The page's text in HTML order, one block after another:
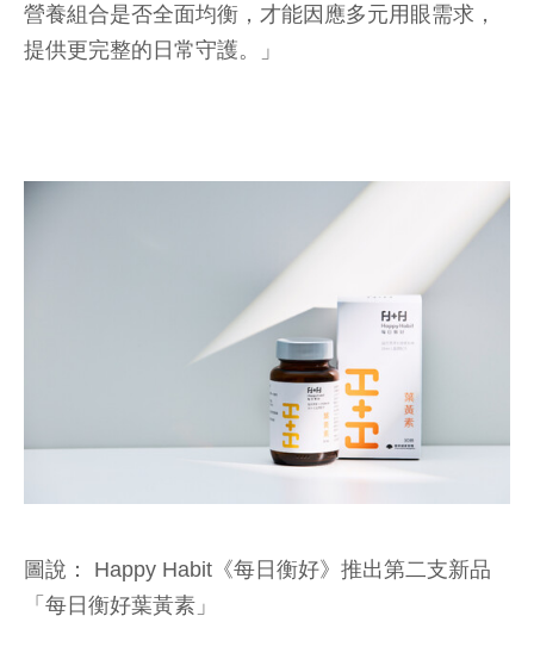
營養組合是否全面均衡，才能因應多元用眼需求，
提供更完整的日常守護。」
圖說： Happy Habit《每日衡好》推出第二支新品
「每日衡好葉黃素」